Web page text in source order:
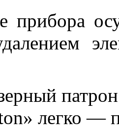
прибора
легко —